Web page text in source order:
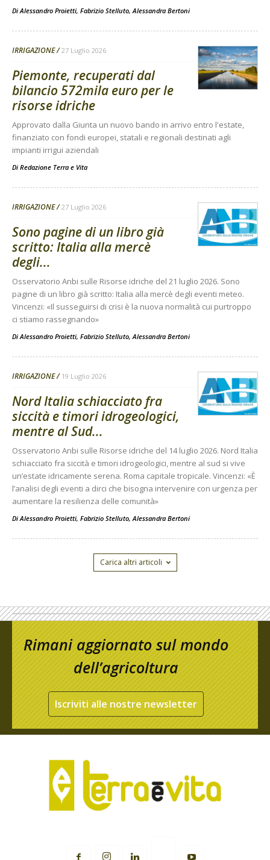
DiAlessandro Proietti, Fabrizio Stelluto, Alessandra Bertoni
IRRIGAZIONE 27 Luglio 2026
Piemonte, recuperati dal
bilancio 572mila euro per le
risorse idriche
Approvato dalla Giunta un nuovo bando in arrivo entro l'estate,
finanziato con fondi europei, statali e regionali destinati agli
impianti irrigui aziendali
Di Redazione Terra e Vita
IRRIGAZIONE 27 Luglio 2026
Sono pagine di un libro già
scritto: Italia alla mercè
degli...
Osservatorio Anbi sulle Risorse idriche del 21 luglio 2026. Sono
pagine di un libro già scritto: Italia alla mercè degli eventi meteo.
Vincenzi: «Il susseguirsi di crisi è la nuova normalità cui purtroppo
ci stiamo rassegnando»
DiAlessandro Proietti, Fabrizio Stelluto, Alessandra Bertoni
IRRIGAZIONE 19 Luglio 2026
Nord Italia schiacciato fra
siccità e timori idrogeologici,
mentre al Sud...
Osservatorio Anbi sulle Risorse idriche del 14 luglio 2026. Nord Italia
schiacciato fra siccità e timori idrogeologici, mentre al sud si vive
un’estate idricamente serena. Roma capitale tropicale. Vincenzi: «È
l’analisi degli eventi a dirci che bisogna intervenire con urgenza per
aumentare la resilienza delle comunità»
DiAlessandro Proietti, Fabrizio Stelluto, Alessandra Bertoni
Carica altri articoli
Rimani aggiornato sul mondo
dell’agricoltura
Iscriviti alle nostre newsletter